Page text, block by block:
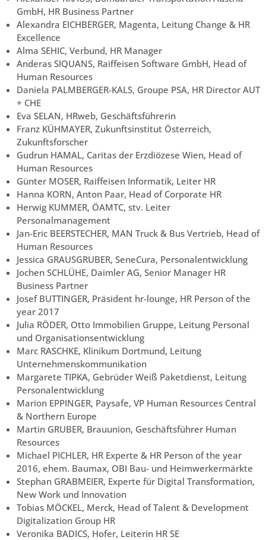
GmbH, HR Business Partner
Alexandra EICHBERGER, Magenta, Leitung Change & HR
Excellence
Alma SEHIC, Verbund, HR Manager
Anderas SIQUANS, Raiffeisen Software GmbH, Head of
Human Resources
Daniela PALMBERGER-KALS, Groupe PSA, HR Director AUT
+ CHE
Eva SELAN, HRweb, Geschäftsführerin
Franz KÜHMAYER, Zukunftsinstitut Österreich,
Zukunftsforscher
Gudrun HAMAL, Caritas der Erzdiözese Wien, Head of
Human Resources
Günter MOSER, Raiffeisen Informatik, Leiter HR
Hanna KORN, Anton Paar, Head of Corporate HR
Herwig KUMMER, ÖAMTC, stv. Leiter
Personalmanagement
Jan-Eric BEERSTECHER, MAN Truck & Bus Vertrieb, Head of
Human Resources
Jessica GRAUSGRUBER, SeneCura, Personalentwicklung
Jochen SCHLÜHE, Daimler AG, Senior Manager HR
Business Partner
Josef BUTTINGER, Präsident hr-lounge, HR Person of the
year 2017
Julia RÖDER, Otto Immobilien Gruppe, Leitung Personal
und Organisationsentwicklung
Marc RASCHKE, Klinikum Dortmund, Leitung
Unternehmenskommunikation
Margarete TIPKA, Gebrüder Weiß Paketdienst, Leitung
Personalentwicklung
Marion EPPINGER, Paysafe, VP Human Resources Central
& Northern Europe
Martin GRUBER, Brauunion, Geschäftsführer Human
Resources
Michael PICHLER, HR Experte & HR Person of the year
2016, ehem. Baumax, OBI Bau- und Heimwerkermärkte
Stephan GRABMEIER, Experte für Digital Transformation,
New Work und Innovation
Tobias MÖCKEL, Merck, Head of Talent & Development
Digitalization Group HR
Veronika BADICS, Hofer, Leiterin HR SE